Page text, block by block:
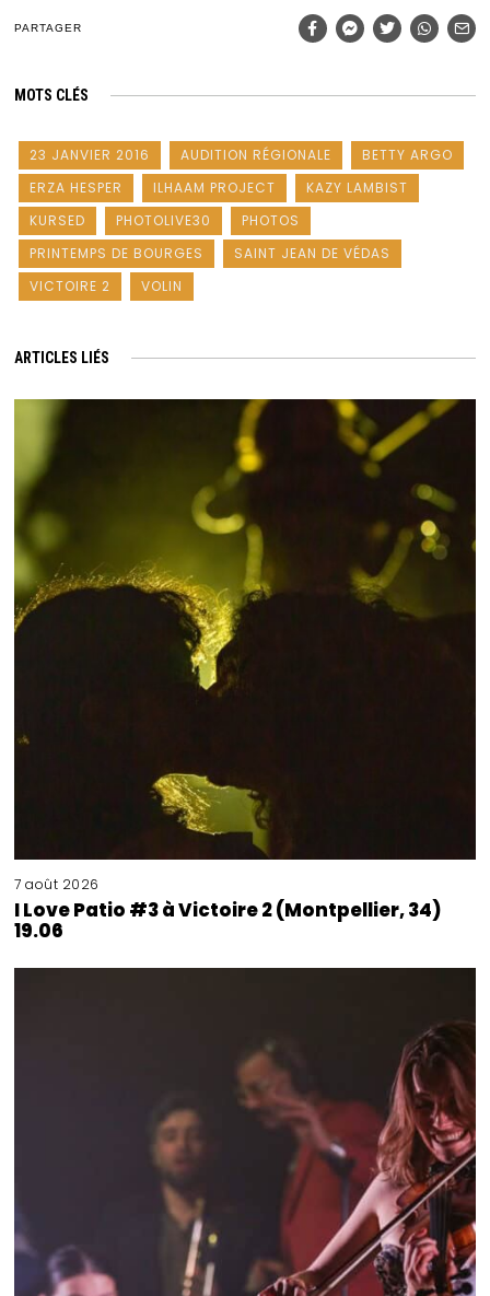
PARTAGER
MOTS CLÉS
23 JANVIER 2016 AUDITION RÉGIONALE
BETTY ARGO
ERZA HESPER
ILHAAM PROJECT
KAZY LAMBIST
KURSED
PHOTOLIVE30
PHOTOS
PRINTEMPS DE BOURGES
SAINT JEAN DE VÉDAS
VICTOIRE 2
VOLIN
ARTICLES LIÉS
7 août 2026
I Love Patio #3 à Victoire 2 (Montpellier, 34)
19.06